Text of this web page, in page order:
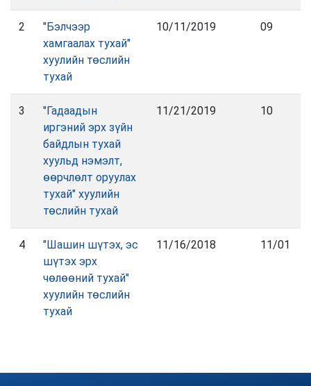
2
"Бэлчээр
хамгаалах тухай"
хуулийн төслийн
тухай
10/11/2019 09
3
"Гадаадын
иргэний эрх зүйн
байдлын тухай
хуульд нэмэлт,
өөрчлөлт оруулах
тухай" хуулийн
төслийн тухай
11/21/2019 10
4
"Шашин шүтэх, эс
шүтэх эрх
чөлөөний тухай"
хуулийн төслийн
тухай
11/16/2018 11/01